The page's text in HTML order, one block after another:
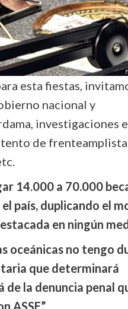
esta fiestas,
nacional y
investigaciones
de
14.000 a 70.000
país, duplicando el
en ningún
oceánicas no tengo
que determinará
la denuncia penal
ASSE”